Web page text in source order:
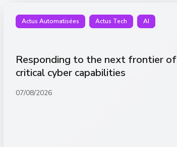
Actus Automatisées Actus Tech AI
Responding to the next frontier of
critical cyber capabilities
07/08/2026